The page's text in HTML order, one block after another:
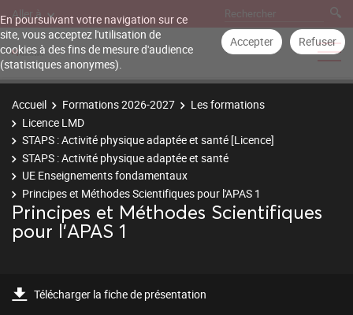
En poursuivant votre navigation sur ce
site, vous acceptez l'utilisation de
cookies à des fins de mesure d'audience
(statistiques anonymes).
Accepter Refuser
Aller à
Accueil Formations 2026-2027
Les formations
Licence LMD
STAPS : Activité physique adaptée et santé [Licence]
STAPS : Activité physique adaptée et santé
UE Enseignements fondamentaux
Principes et Méthodes Scientifiques pour l'APAS 1
Principes et Méthodes Scientifiques
pour l'APAS 1
Télécharger la fiche de présentation